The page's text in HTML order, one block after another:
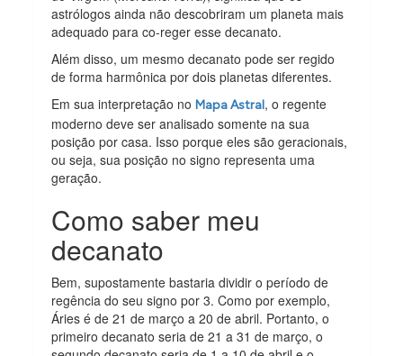
astrólogos ainda não descobriram um planeta mais
adequado para co-reger esse decanato.
Além disso, um mesmo decanato pode ser regido
de forma harmônica por dois planetas diferentes.
Em sua interpretação noMapa Astral, o regente
moderno deve ser analisado somente na sua
posição por casa. Isso porque eles são geracionais,
ou seja, sua posição no signo representa uma
geração.
Como saber meu
decanato
Bem, supostamente bastaria dividir o período de
regência do seu signo por 3. Como por exemplo,
Áries é de 21 de março a 20 de abril. Portanto, o
primeiro decanato seria de 21 a 31 de março, o